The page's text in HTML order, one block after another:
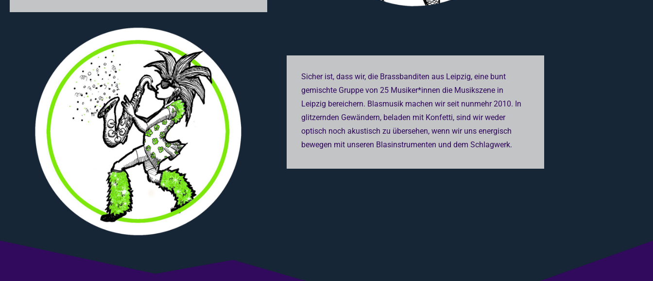
Sicher ist, dass wir, die Brassbanditen aus Leipzig, eine bunt
gemischte Gruppe von 25 Musiker*innen die Musikszene in
Leipzig bereichern. Blasmusik machen wir seit nunmehr 2010. In
glitzernden Gewändern, beladen mit Konfetti, sind wir weder
optisch noch akustisch zu übersehen, wenn wir uns energisch
bewegen mit unseren Blasinstrumenten und dem Schlagwerk.